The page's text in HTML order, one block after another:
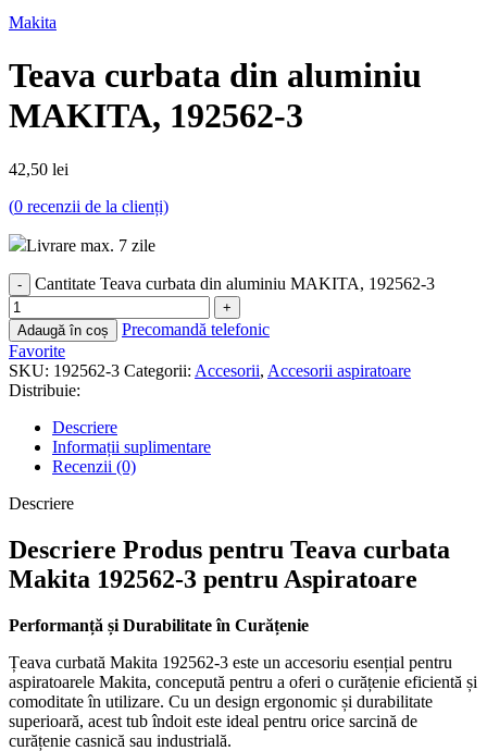
Makita
Teava curbata din aluminiu
MAKITA, 192562-3
42,50 lei
(0 recenzii de la clienți)
Livrare max. 7 zile
Cantitate Teava curbata din aluminiu MAKITA, 192562-3
Adaugă în coș
Precomandă telefonic
Favorite
SKU: 192562-3 Categorii: Accesorii, Accesorii aspiratoare
Distribuie:
Descriere
Informații suplimentare
Recenzii (0)
Descriere
Descriere Produs pentru Teava curbata
Makita 192562-3 pentru Aspiratoare
Performanță și Durabilitate în Curățenie
Țeava curbată Makita 192562-3 este un accesoriu esențial pentru
aspiratoarele Makita, concepută pentru a oferi o curățenie eficientă și
comoditate în utilizare. Cu un design ergonomic și durabilitate
superioară, acest tub îndoit este ideal pentru orice sarcină de
curățenie casnică sau industrială.